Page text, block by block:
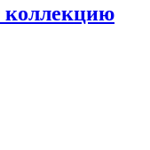
коллекцию